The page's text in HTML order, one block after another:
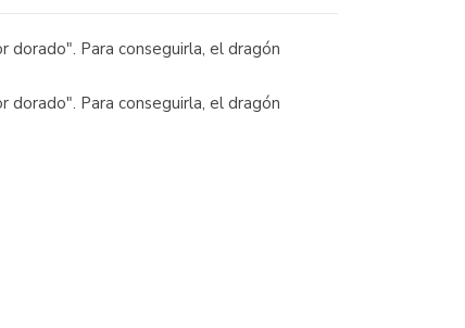
dorado". Para conseguirla, el dragón
dorado". Para conseguirla, el dragón